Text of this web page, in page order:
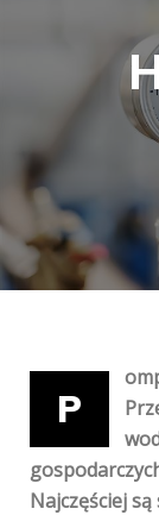
P
Najczęściej